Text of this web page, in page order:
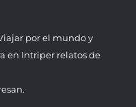
por el mundo y
en Intriper relatos de